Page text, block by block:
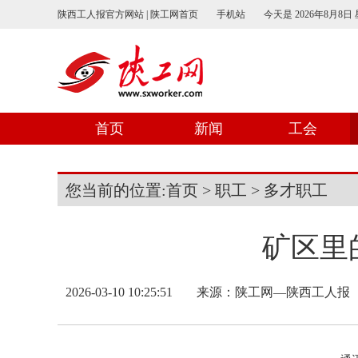
陕西工人报官方网站 | 陕工网首页 手机站 今天是 2026年8月8日
首页 新闻 工会
您当前的位置:首页 > 职工 > 多才职工
矿区里
2026-03-10 10:25:51 来源： 陕工网—陕西工人报